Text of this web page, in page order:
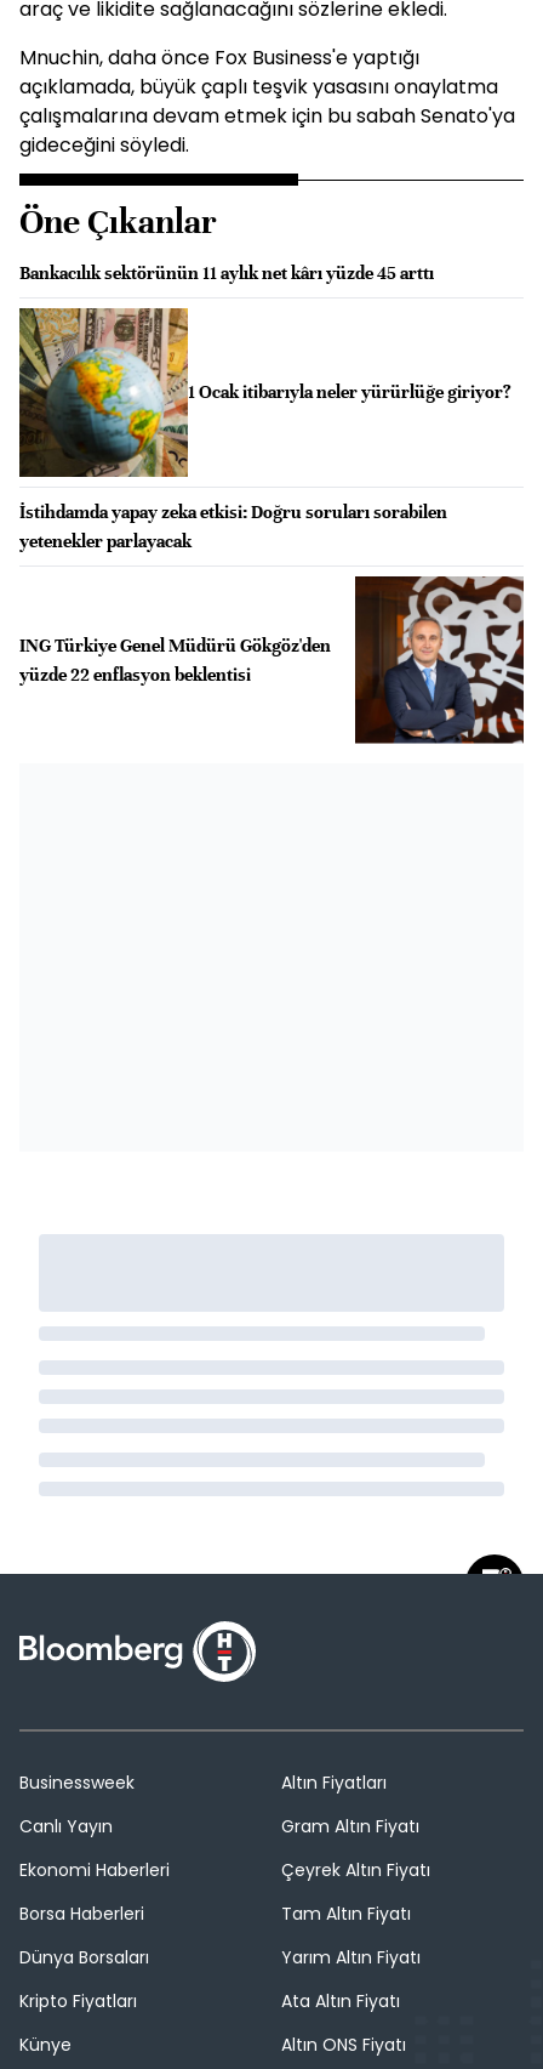
araç ve likidite sağlanacağını sözlerine ekledi.
Mnuchin, daha önce Fox Business'e yaptığı
açıklamada, büyük çaplı teşvik yasasını onaylatma
çalışmalarına devam etmek için bu sabah Senato'ya
gideceğini söyledi.
Öne Çıkanlar
Bankacılık sektörünün 11 aylık net kârı yüzde 45 arttı
1 Ocak itibarıyla neler yürürlüğe giriyor?
İstihdamda yapay zeka etkisi: Doğru soruları sorabilen
yetenekler parlayacak
ING Türkiye Genel Müdürü Gökgöz'den
yüzde 22 enflasyon beklentisi
Businessweek
Canlı Yayın
Ekonomi Haberleri
Borsa Haberleri
Dünya Borsaları
Kripto Fiyatları
Künye
Altın Fiyatları
Gram Altın Fiyatı
Çeyrek Altın Fiyatı
Tam Altın Fiyatı
Yarım Altın Fiyatı
Ata Altın Fiyatı
Altın ONS Fiyatı